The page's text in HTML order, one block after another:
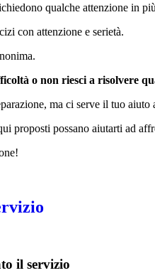
qualche attenzione in
con attenzione e serietà.
o non riesci a risolvere
ma ci serve il tuo
proposti possano aiutarti ad
il servizio